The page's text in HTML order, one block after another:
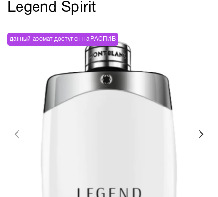
Legend Spirit
данный аромат доступен на РАСПИВ